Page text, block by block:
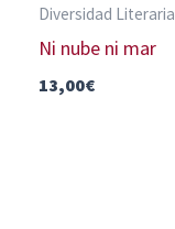
Diversidad Literaria
Ni nube ni mar
13,00€